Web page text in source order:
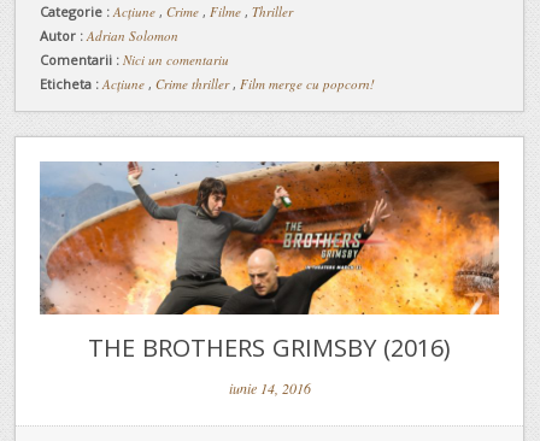
Categorie :Acţiune , Crime , Filme , Thriller
Autor : Adrian Solomon
Comentarii : Nici un comentariu
Eticheta : Acțiune , Crime thriller, Film merge cu popcorn!
THE BROTHERS GRIMSBY (2016)
iunie 14, 2016